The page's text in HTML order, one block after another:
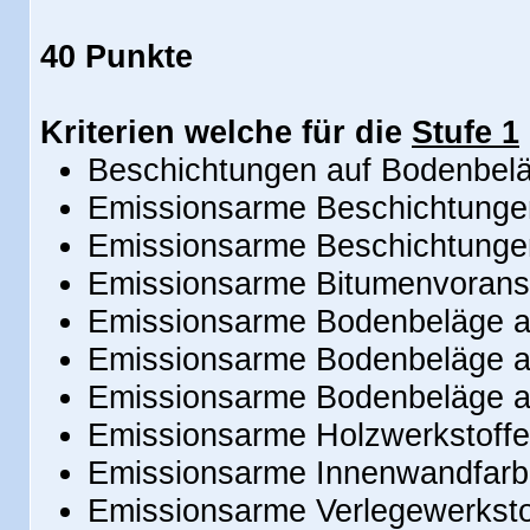
40 Punkte
Kriterien welche für die Stufe 1
Beschichtungen auf
Emissionsarme
Emissionsarme
Emissionsarme
Emissionsarme Bodenbeläge
Emissionsarme Bodenbeläge
Emissionsarme Bodenbeläge
Emissionsarme Holzwerkstoffe
Emissionsarme
Emissionsarme